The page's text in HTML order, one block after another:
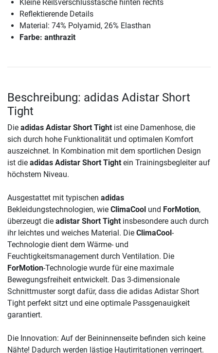
Kleine Reißverschlusstasche hinten rechts
Reflektierende Details
Material: 74% Polyamid, 26% Elasthan
Farbe: anthrazit
Beschreibung: adidas Adistar Short
Tight
Die adidas Adistar Short Tight ist eine Damenhose, die
sich durch hohe Funktionalität und optimalen Komfort
auszeichnet. In Kombination mit dem sportlichen Design
ist die adidas Adistar Short Tight ein Trainingsbegleiter auf
höchstem Niveau.
Ausgestattet mit typischen adidas
Bekleidungstechnologien, wie ClimaCool und ForMotion,
überzeugt die adistar Short Tight insbesondere auch durch
ihr leichtes und weiches Material. Die ClimaCool -
Technologie dient dem Wärme- und
Feuchtigkeitsmanagement durch Ventilation. Die
ForMotion-Technologie wurde für eine maximale
Bewegungsfreiheit entwickelt. Das 3-dimensionale
Schnittmuster sorgt dafür, dass die adidas Adistar Short
Tight perfekt sitzt und eine optimale Passgenauigkeit
garantiert.
Die Innovation: Auf der Beininnenseite befinden sich keine
Nähte! Dadurch werden lästige Hautirritationen verringert.